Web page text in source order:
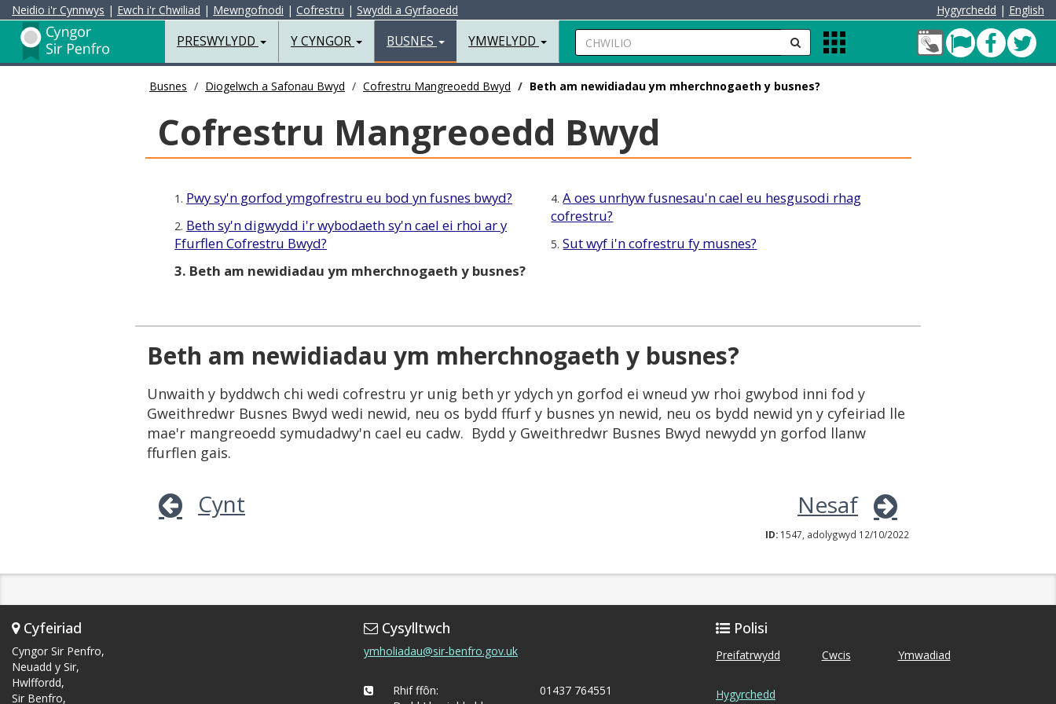
Neidio i'r Cynnwys | Ewch i'r Chwiliad | Mewngofnodi | Cofrestru | Swyddi a Gyrfaoedd Hygyrchedd | English
Preswylydd
PRESWYLYDD Y CYNGOR BUSNES YMWELYDD Chwilio anfon
Apps
Menu
Fy
NghyfrifPont
Cleddau
Busnes Diogelwch a Safonau Bwyd Cofrestru Mangreoedd Bwyd Beth am newidiadau ym mherchnogaeth y busnes?
Cofrestru Mangreoedd Bwyd
1. Pwy sy'n gorfod ymgofrestru eu bod yn fusnes bwyd?
2. Beth sy'n digwydd i'r wybodaeth sy'n cael ei rhoi ar y
Ffurflen Cofrestru Bwyd?
3. Beth am newidiadau ym mherchnogaeth y busnes?
4.A oes unrhyw fusnesau'n cael eu hesgusodi rhag
cofrestru?
5.Sut wyf i'n cofrestru fy musnes?
Beth am newidiadau ym mherchnogaeth y busnes?
Unwaith y byddwch chi wedi cofrestru yr unig beth yr ydych yn gorfod ei wneud yw rhoi gwybod inni fod y
Gweithredwr Busnes Bwyd wedi newid, neu os bydd ffurf y busnes yn newid, neu os bydd newid yn y cyfeiriad lle
mae'r mangreoedd symudadwy'n cael eu cadw. Bydd y Gweithredwr Busnes Bwyd newydd yn gorfod llanw
ffurflen gais.
Cynt Nesaf
ID: 1547, adolygwyd 12/10/2022
Cyfeiriad
Cyngor Sir Penfro,
Neuadd y Sir,
Hwlffordd,
Sir Benfro,
Cysylltwch
ymholiadau@sir-benfro.gov.uk
Rhif ffôn:
01437 764551
Polisi
Preifatrwydd Cwcis Ymwadiad
Hygyrchedd